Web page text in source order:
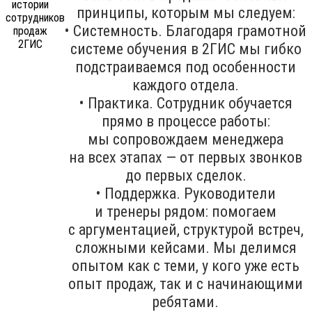
принципы, которым мы следуем:
• Системность. Благодаря грамотной
системе обучения в 2ГИС мы гибко
подстраиваемся под особенности
каждого отдела.
• Практика. Сотрудник обучается
прямо в процессе работы:
мы сопровождаем менеджера
на всех этапах — от первых звонков
до первых сделок.
• Поддержка. Руководители
и тренеры рядом: помогаем
с аргументацией, структурой встреч,
сложными кейсами. Мы делимся
опытом как с теми, у кого уже есть
опыт продаж, так и с начинающими
ребятами.